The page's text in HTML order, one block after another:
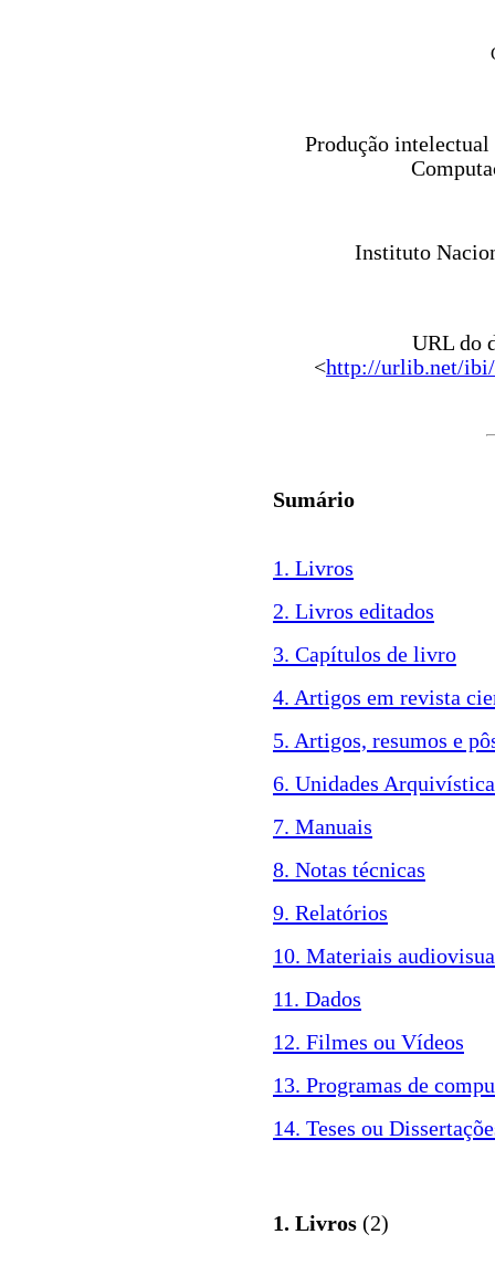
Produção intelectual
Instituto
URL do
<http://urlib.net/
Sumário
1. Livros
2. Livros editados
3. Capítulos de livro
4. Artigos em revista
5. Artigos, resumos e
6. Unidades
7. Manuais
8. Notas técnicas
9. Relatórios
10. Materiais
11. Dados
12. Filmes ou Vídeos
13. Programas de
14. Teses ou
1. Livros (2)